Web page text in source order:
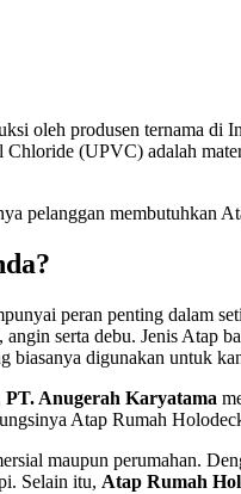
oleh produsen ternama di
(UPVC) adalah
pelanggan membutuhkan
peran penting dalam
serta debu. Jenis Atap
biasanya digunakan untuk
PT. Anugerah Karyatama
Atap Rumah
maupun perumahan.
Selain itu, Atap Rumah